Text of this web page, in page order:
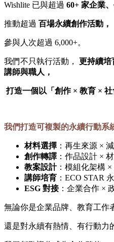
Wishlite 已與超過 60+ 家企業
推動超過 百場永續創作活動，
參與人次超過 6,000+。
我們不只執行活動， 更持續培
講師與職人，
打造一個以「創作 × 教育 ×
我們打造可複製的永續行動系
材料選擇 ：再生來源 ×
創作轉譯：作品設計 ×
教案設計：模組化架構 ×
講師培育 ：ECO STAR
ESG 對接：企業合作 ×
無論你是企業品牌、教育工作
還是對永續有熱情、有行動